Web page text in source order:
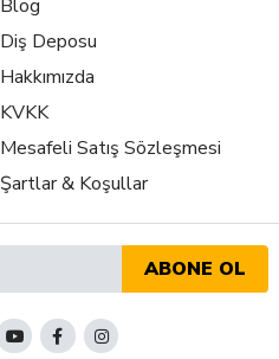
Blog
Diş Deposu
Hakkımızda
KVKK
Mesafeli Satış Sözleşmesi
Şartlar & Koşullar
ABONE OL